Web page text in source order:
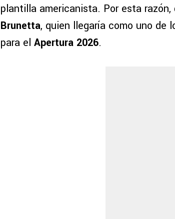
plantilla americanista. Por esta
Brunetta, quien llegaría como uno de
para el Apertura 2026.